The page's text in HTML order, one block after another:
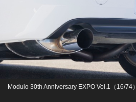
Modulo 30th Anniversary EXPO Vol.1（16/74）